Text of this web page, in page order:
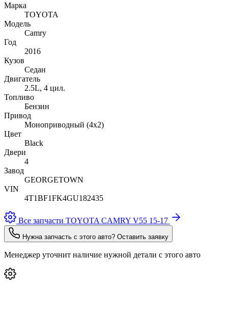
Марка
TOYOTA
Модель
Camry
Год
2016
Кузов
Седан
Двигатель
2.5L, 4 цил.
Топливо
Бензин
Привод
Моноприводный (4x2)
Цвет
Black
Двери
4
Завод
GEORGETOWN
VIN
4T1BF1FK4GU182435
Все запчасти TOYOTA CAMRY V55 15-17
Нужна запчасть с этого авто? Оставить заявку
Менеджер уточнит наличие нужной детали с этого авто